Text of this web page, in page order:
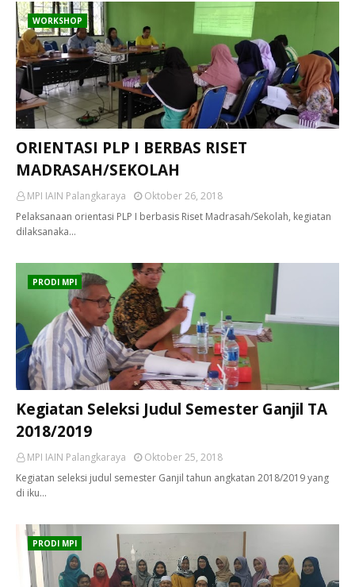
WORKSHOP
ORIENTASI PLP I BERBAS RISET
MADRASAH/SEKOLAH
MPI IAIN Palangkaraya
Oktober 26, 2018
Pelaksanaan orientasi PLP I berbasis Riset Madrasah/Sekolah, kegiatan
dilaksanaka…
PRODI MPI
Kegiatan Seleksi Judul Semester Ganjil TA
2018/2019
MPI IAIN Palangkaraya
Oktober 25, 2018
Kegiatan seleksi judul semester Ganjil tahun angkatan 2018/2019 yang
di iku…
PRODI MPI